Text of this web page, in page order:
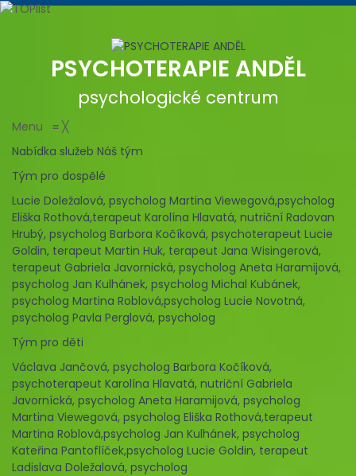
PSYCHOTERAPIE ANDĚL
psychologické centrum
Menu ≡ ╳
Nabídka služeb Náš tým
Tým pro dospělé
Lucie Doležalová, psycholog Martina Viewegová,psycholog
Eliška Rothová,terapeut Karolína Hlavatá, nutriční Radovan
Hrubý, psycholog Barbora Kočíková, psychoterapeut Lucie
Goldin, terapeut Martin Huk, terapeut Jana Wisingerová,
terapeut Gabriela Javornická, psycholog Aneta Haramijová,
psycholog Jan Kulhánek, psycholog Michal Kubánek,
psycholog Martina Roblová,psycholog Lucie Novotná,
psycholog Pavla Perglová, psycholog
Tým pro děti
Václava Jančová, psycholog Barbora Kočíková,
psychoterapeut Karolína Hlavatá, nutriční Gabriela
Javornícká, psycholog Aneta Haramijová, psycholog
Martina Viewegová, psycholog Eliška Rothová,terapeut
Martina Roblová,psycholog Jan Kulhánek, psycholog
Kateřina Pantoflíček,psycholog Lucie Goldin, terapeut
Ladislava Doležalová, psycholog